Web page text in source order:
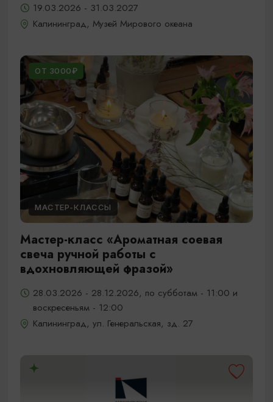
19.03.2026 - 31.03.2027
Калининград, Музей Мирового океана
ОТ 3000₽
МАСТЕР-КЛАССЫ
Мастер-класс «Ароматная соевая
свеча ручной работы с
вдохновляющей фразой»
28.03.2026 - 28.12.2026, по субботам - 11:00 и
воскресеньям - 12:00
Калининград, ул. Генеральская, зд. 27